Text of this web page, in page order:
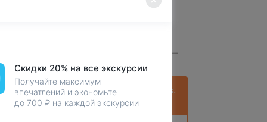
Кисловодска и вход в Центральный
На КМВ более 120 санаториев.
Как выбрать подходящий?
Скидки 20% на все экскурсии
Получайте максимум
впечатлений и экономьте
до 700 ₽ на каждой экскурсии